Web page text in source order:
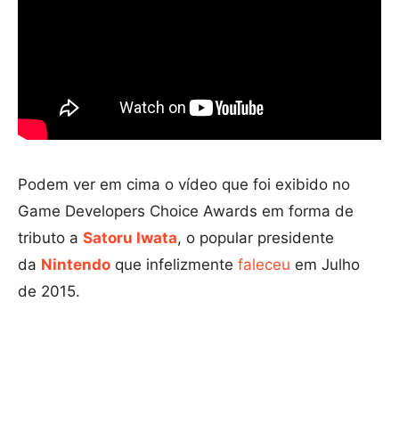
Podem ver em cima o vídeo que foi exibido no
Game Developers Choice Awards em forma de
tributo a Satoru Iwata, o popular presidente
da Nintendo que infelizmente faleceu em Julho
de 2015.